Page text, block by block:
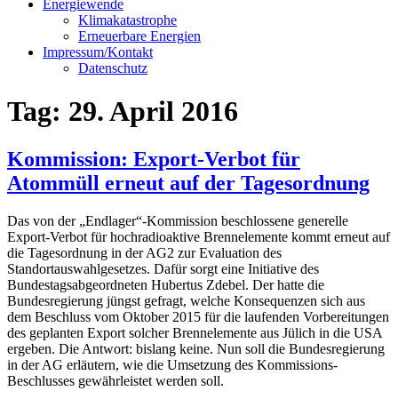
Energiewende
Klimakatastrophe
Erneuerbare Energien
Impressum/Kontakt
Datenschutz
Tag: 29. April 2016
Kommission: Export-Verbot für
Atommüll erneut auf der Tagesordnung
Das von der „Endlager“-Kommission beschlossene generelle
Export-Verbot für hochradioaktive Brennelemente kommt erneut auf
die Tagesordnung in der AG2 zur Evaluation des
Standortauswahlgesetzes. Dafür sorgt eine Initiative des
Bundestagsabgeordneten Hubertus Zdebel. Der hatte die
Bundesregierung jüngst gefragt, welche Konsequenzen sich aus
dem Beschluss vom Oktober 2015 für die laufenden Vorbereitungen
des geplanten Export solcher Brennelemente aus Jülich in die USA
ergeben. Die Antwort: bislang keine. Nun soll die Bundesregierung
in der AG erläutern, wie die Umsetzung des Kommissions-
Beschlusses gewährleistet werden soll.